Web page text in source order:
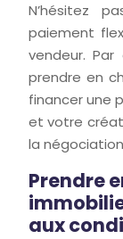
N’hésitez
paiement
vendeur.
prendre en
financer une
et votre
la
Prendre
aux